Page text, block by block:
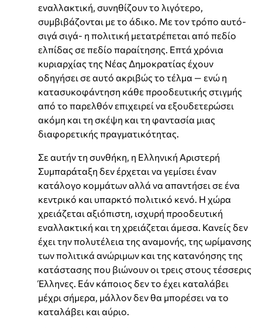
εναλλακτική, συνηθίζουν το λιγότερο,
συμβιβάζονται με το άδικο. Με τον τρόπο αυτό-
σιγά σιγά- η πολιτική μετατρέπεται από πεδίο
ελπίδας σε πεδίο παραίτησης. Επτά χρόνια
κυριαρχίας της Νέας Δημοκρατίας έχουν
οδηγήσει σε αυτό ακριβώς το τέλμα — ενώ η
κατασυκοφάντηση κάθε προοδευτικής στιγμής
από το παρελθόν επιχειρεί να εξουδετερώσει
ακόμη και τη σκέψη και τη φαντασία μιας
διαφορετικής πραγματικότητας.
Σε αυτήν τη συνθήκη, η Ελληνική Αριστερή
Συμπαράταξη δεν έρχεται να γεμίσει έναν
κατάλογο κομμάτων αλλά να απαντήσει σε ένα
κεντρικό και υπαρκτό πολιτικό κενό. Η χώρα
χρειάζεται αξιόπιστη, ισχυρή προοδευτική
εναλλακτική και τη χρειάζεται άμεσα. Κανείς δεν
έχει την πολυτέλεια της αναμονής, της ωρίμανσης
των πολιτικά ανώριμων και της κατανόησης της
κατάστασης που βιώνουν οι τρεις στους τέσσερις
Έλληνες. Εάν κάποιος δεν το έχει καταλάβει
μέχρι σήμερα, μάλλον δεν θα μπορέσει να το
καταλάβει και αύριο.